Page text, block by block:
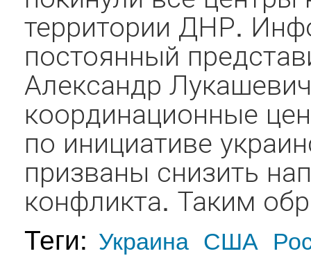
территории ДНР.
постоянный
Александр
координационные
по инициативе
призваны снизить
конфликта. Таким
Теги: Украина США